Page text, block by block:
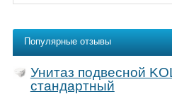
Популярные отзывы
Унитаз подвесной
стандартный